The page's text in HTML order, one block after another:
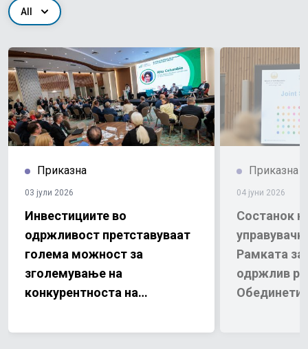
All
Приказна
03 јули 2026
Инвестициите во
одржливост претставуваат
голема можност за
зголемување на
конкурентноста на
Приказна
04 јуни 2026
Состанок
Рамката за
одржлив